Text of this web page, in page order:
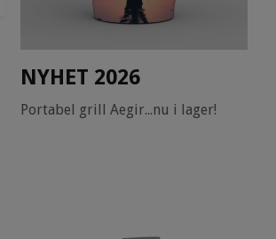
NYHET 2026
Portabel grill Aegir...nu i lager!